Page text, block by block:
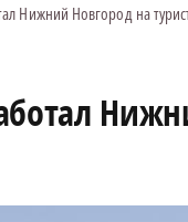
Нижний Новгород на